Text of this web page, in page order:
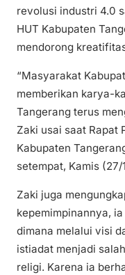
revolusi industri 4.0
HUT Kabupaten
mendorong
“Masyarakat
memberikan karya-
Tangerang terus
Zaki usai saat Rapat
Kabupaten
setempat, Kamis (27/
Zaki juga
kepemimpinannya,
dimana melalui visi
istiadat menjadi
religi. Karena ia